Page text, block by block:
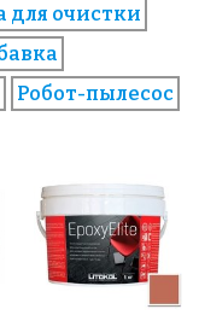
для очистки
Робот-пылесос